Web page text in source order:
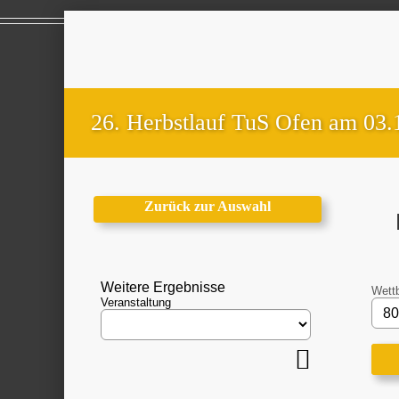
26. Herbstlauf TuS Ofen am
Zurück zur Auswahl
Weitere Ergebnisse
Veranstaltung